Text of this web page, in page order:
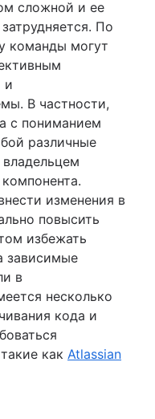
сложной и ее
По
команды могут
и
В частности,
с пониманием
различные
изменения в
повысить
избежать
зависимые
в
несколько
кода и
как Atlassian